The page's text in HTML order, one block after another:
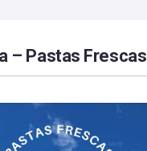
– Pastas Frescas